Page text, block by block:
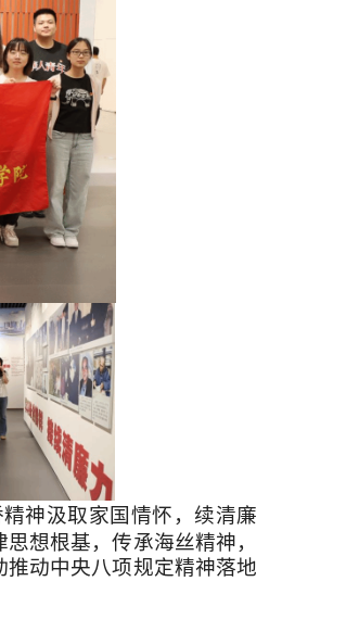
神汲取家国情怀，续清廉
想根基，传承海丝精神，
动中央八项规定精神落地